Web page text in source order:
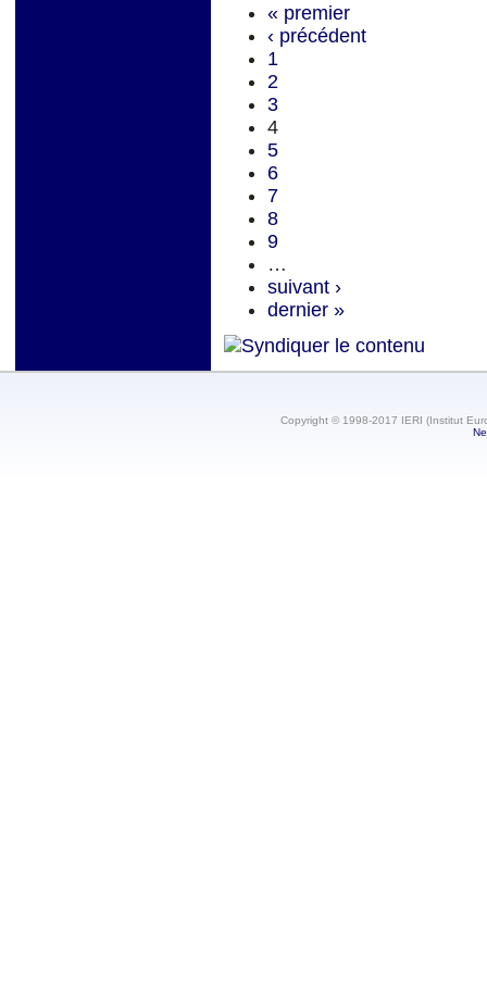
« premier
‹ précédent
1
2
3
4
5
6
7
8
9
…
suivant ›
dernier »
Copyright © 1998-2017 IERI (Institut